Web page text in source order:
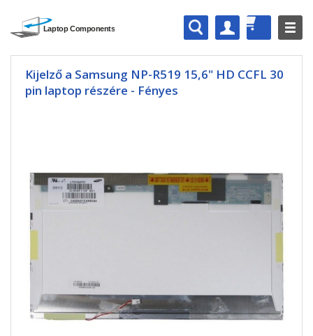
Kijelző a Samsung NP-R519 15,6" HD CCFL 30
pin laptop részére - Fényes